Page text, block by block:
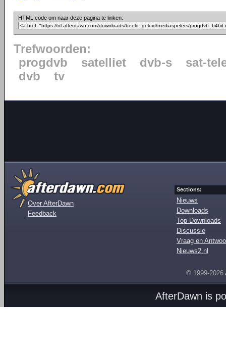
HTML code om naar deze pagina te linken:
Trefwoorden:
progdvb
satelliet dvb-s
sat-
dvb
tv
Over AfterDawn
Feedback
Sections:
Nieuws
Downloads
Top Downloads
Discussie
Vraag en
Nieuws2.nl
© 1999-2026
AfterDawn is